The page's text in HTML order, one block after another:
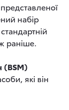
набір
раніше.
(BSM)
які він